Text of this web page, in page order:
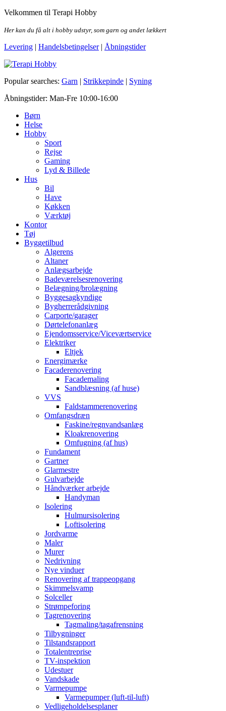
Skip
the
Velkommen til Terapi Hobby
Her kan du få alt i hobby udstyr, som garn og andet lækkert
Levering | Handelsbetingelser| Åbningstider
Terapi Hobby
Popular searches: Garn | Strikkepinde | Syning
Åbningstider: Man-Fre 10:00-16:00
Børn
Helse
Hobby
Sport
Rejse
Gaming
Lyd & Billede
Hus
Bil
Have
Køkken
Værktøj
Kontor
Tøj
Byggetilbud
Algerens
Altaner
Anlægsarbejde
Badeværelsesrenovering
Belægning/brolægning
Byggesagkyndige
Bygherrerådgivning
Carporte/garager
Dørtelefonanlæg
Ejendomsservice/Viceværtservice
Elektriker
Eltjek
Energimærke
Facaderenovering
Facademaling
Sandblæsning (af huse)
VVS
Faldstammerenovering
Omfangsdræn
Faskine/regnvandsanlæg
Kloakrenovering
Omfugning (af hus)
Fundament
Gartner
Glarmestre
Gulvarbejde
Håndværker arbejde
Handyman
Isolering
Hulmursisolering
Loftisolering
Jordvarme
Maler
Murer
Nedrivning
Nye vinduer
Renovering af trappeopgang
Skimmelsvamp
Solceller
Strømpeforing
Tagrenovering
Tagmaling/tagafrensning
Tilbygninger
Tilstandsrapport
Totalentreprise
TV-inspektion
Udestuer
Vandskade
Varmepumpe
Varmepumper (luft-til-luft)
Vedligeholdelsesplaner